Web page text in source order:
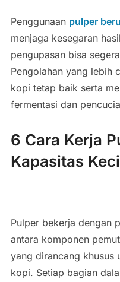
Penggunaan pulper
menjaga kesegaran
pengupasan bisa
Pengolahan yang lebih
kopi tetap baik serta
fermentasi dan
6 Cara Kerja
Kapasitas
Pulper bekerja dengan
antara komponen
yang dirancang khusus
kopi. Setiap bagian